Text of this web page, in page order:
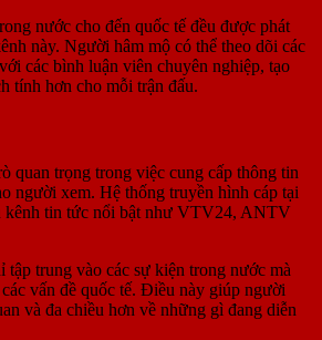
nước cho đến quốc tế đều được phát
này. Người hâm mộ có thể theo dõi các
các bình luận viên chuyên nghiệp, tạo
tính hơn cho mỗi trận đấu.
quan trọng trong việc cung cấp thông tin
người xem. Hệ thống truyền hình cáp tại
kênh tin tức nổi bật như VTV24, ANTV
tập trung vào các sự kiện trong nước mà
vấn đề quốc tế. Điều này giúp người
và đa chiều hơn về những gì đang diễn